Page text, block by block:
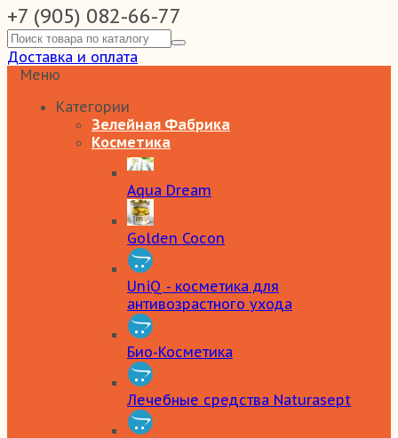
+7 (905) 082-66-77
Доставка и оплата
Меню
Категории
Зелейная Фабрика
Косметика
Aqua Dream
Golden Cocon
UniQ - косметика для
антивозрастного ухода
Био-Косметика
Лечебные средства Naturasept